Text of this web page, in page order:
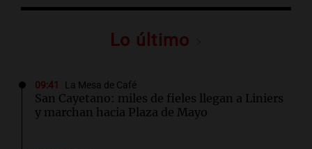
Lo último
09:41 La Mesa de Café
San Cayetano: miles de fieles llegan a Liniers
y marchan hacia Plaza de Mayo